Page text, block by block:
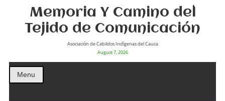
Memoria Y Camino del
Tejido de Comunicación
Asociación de Cabildos Indìgenas del Cauca
August 7, 2026
Menu